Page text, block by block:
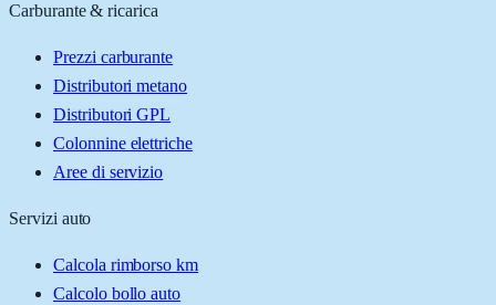
Carburante & ricarica
Prezzi carburante
Distributori metano
Distributori GPL
Colonnine elettriche
Aree di servizio
Servizi auto
Calcola rimborso km
Calcolo bollo auto